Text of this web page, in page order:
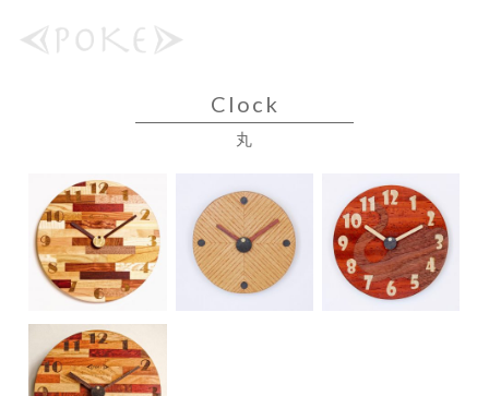
Clock
丸